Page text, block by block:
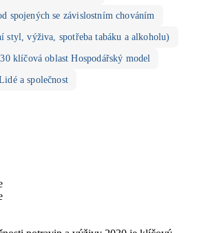
spojených se závislostním chováním
styl, výživa, spotřeba tabáku a alkoholu)
klíčová oblast Hospodářský model
a společnost